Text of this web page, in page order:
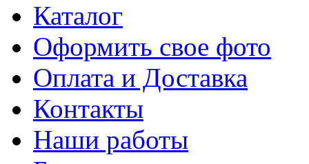
Каталог
Оформить свое фото
Оплата и Доставка
Контакты
Наши работы